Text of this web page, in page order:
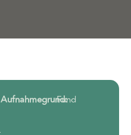
Aufnahmegrund:Fund